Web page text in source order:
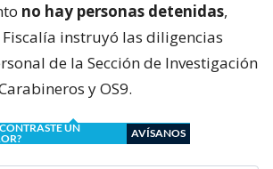
no hay personas detenidas,
instruyó las diligencias
de la Sección de Investigación
y OS9.
UN
AVÍSANOS